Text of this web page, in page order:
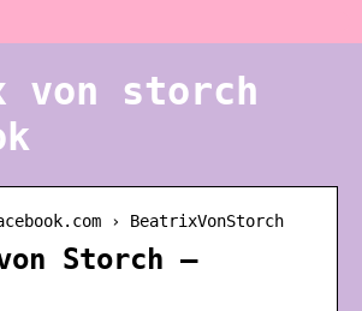
von storch
› BeatrixVonStorch
Storch –